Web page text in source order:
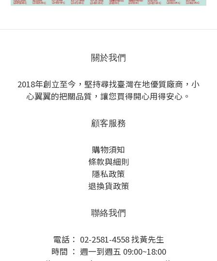
關於我們
2018年創立至今，堅持尋找臺灣在地優質廠商，小
心翼翼的把關品質，讓您買得開心用得安心。
顧客服務
購物須知
條款與細則
隱私政策
退換貨政策
聯絡我們
電話： 02-2581-4558 找黃先生
時間 ： 週一到週五 09:00~18:00